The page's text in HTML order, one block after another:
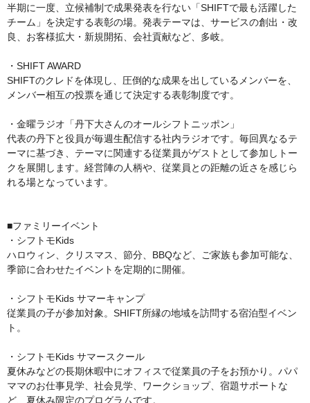
半期に一度、立候補制で成果発表を行ない「SHIFTで最も活躍した
チーム」を決定する表彰の場。発表テーマは、サービスの創出・改
良、お客様拡大・新規開拓、会社貢献など、多岐。
・SHIFT AWARD
SHIFTのクレドを体現し、圧倒的な成果を出しているメンバーを、
メンバー相互の投票を通じて決定する表彰制度です。
・金曜ラジオ「丹下大さんのオールシフトニッポン」
代表の丹下と役員が毎週生配信する社内ラジオです。毎回異なるテ
ーマに基づき、テーマに関連する従業員がゲストとして参加しトー
クを展開します。経営陣の人柄や、従業員との距離の近さを感じら
れる場となっています。
■ファミリーイベント
・シフトモKids
ハロウィン、クリスマス、節分、BBQなど、ご家族も参加可能な、
季節に合わせたイベントを定期的に開催。
・シフトモKids サマーキャンプ
従業員の子が参加対象。SHIFT所縁の地域を訪問する宿泊型イベン
ト。
・シフトモKids サマースクール
夏休みなどの長期休暇中にオフィスで従業員の子をお預かり。パパ
ママのお仕事見学、社会見学、ワークショップ、宿題サポートな
ど、夏休み限定のプログラムです。